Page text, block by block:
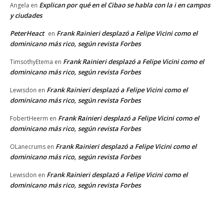
Angela en Explican por qué en el Cibao se habla con la i en campos
y ciudades
PeterHeact en Frank Rainieri desplazó a Felipe Vicini como el
dominicano más rico, según revista Forbes
TimsothyEtema en Frank Rainieri desplazó a Felipe Vicini como el
dominicano más rico, según revista Forbes
Lewisdon en Frank Rainieri desplazó a Felipe Vicini como el
dominicano más rico, según revista Forbes
FobertHeerm en Frank Rainieri desplazó a Felipe Vicini como el
dominicano más rico, según revista Forbes
OLanecrums en Frank Rainieri desplazó a Felipe Vicini como el
dominicano más rico, según revista Forbes
Lewisdon en Frank Rainieri desplazó a Felipe Vicini como el
dominicano más rico, según revista Forbes